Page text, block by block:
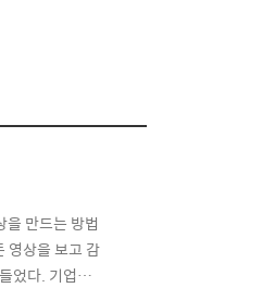
만드는 방법
영상을 보고 감
었다. 기업에